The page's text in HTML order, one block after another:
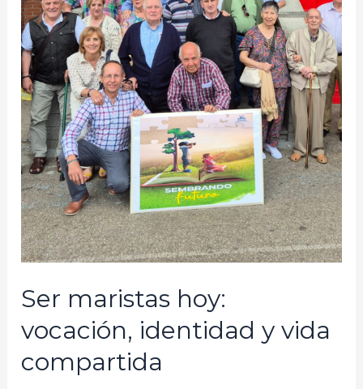
Ser maristas hoy:
vocación, identidad y vida
compartida